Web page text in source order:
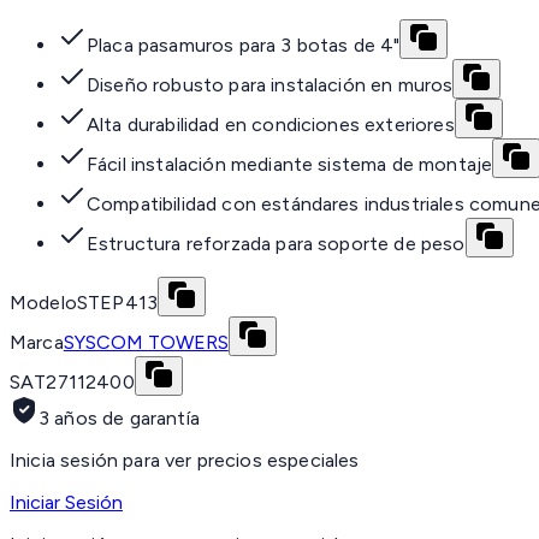
Placa pasamuros para 3 botas de 4"
Diseño robusto para instalación en muros
Alta durabilidad en condiciones exteriores
Fácil instalación mediante sistema de montaje
Compatibilidad con estándares industriales
Estructura reforzada para soporte de peso
ModeloSTEP413
MarcaSYSCOM TOWERS
SAT27112400
3 años de garantía
Inicia sesión para ver precios especiales
Iniciar Sesión